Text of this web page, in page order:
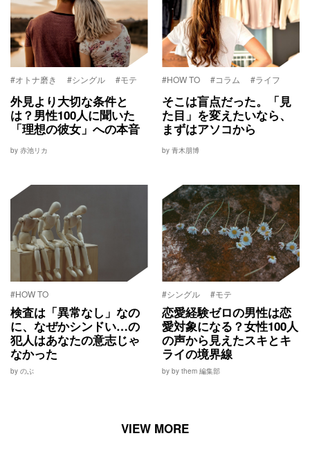
#オトナ磨き #シングル #モテ
外見より大切な条件と
は？男性100人に聞いた
「理想の彼女」への本音
by 赤池リカ
#HOW TO #コラム #ライフ
そこは盲点だった。「見
た目」を変えたいなら、
まずはアソコから
by 青木朋博
#HOW TO
検査は「異常なし」なの
に、なぜかシンドい…の
犯人はあなたの意志じゃ
なかった
by のぶ
#シングル #モテ
恋愛経験ゼロの男性は恋
愛対象になる？女性100人
の声から見えたスキとキ
ライの境界線
by by them 編集部
VIEW MORE